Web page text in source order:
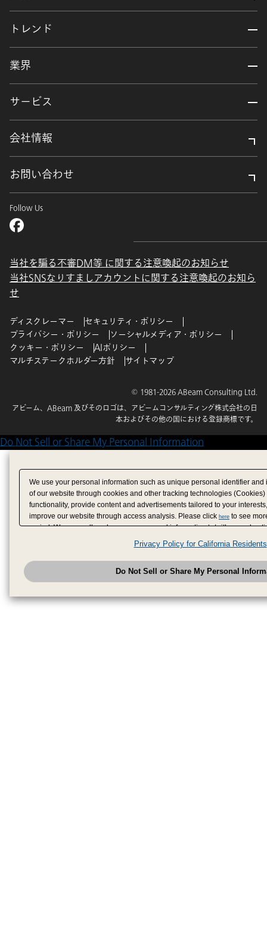
トレンド
業界
サービス
会社情報
お問い合わせ
Follow Us
当社を騙る不審DM等 に関する注意喚起のお知らせ
当社SNSなりすましアカウントに関する注意喚起のお知ら
せ
ディスクレーマー
セキュリティ・ポリシー
プライバシー・ポリシー
ソーシャルメディア・ポリシー
クッキー・ポリシー
AIポリシー
マルチステークホルダー方針
サイトマップ
© 1981-2026 ABeam Consulting Ltd.
アビーム、ABeam 及びそのロゴは、アビームコンサルティング株式会社の日
本およびその他の国における登録商標です。
Do Not Sell or Share My Personal Information
We use your personal information such as unique personal identifier
of our website through cookies and other tracking technologies
functionality, provide content and advertisements tailored to your
improve our website through access analysis. Please click here to see
period. We may sell or share your personal information to/with our
have provided to them or that they have collected from your use of their
analyze and optimize advertisements delivered to you by businesses
have the right to opt out of sale or share of your personal information by
to exercise your right. If we have detected an opt-out
honored.Change your sell or share preference
Privacy Policy for California Residents
Do Not Sell or Share My Personal